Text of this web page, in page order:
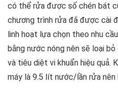
có thể rửa được số chén bát
chương trình rửa đã được cài
linh hoạt lựa chọn theo nhu
bằng nước nóng nên sẽ loại
và tiêu diệt vi khuẩn hiệu quả.
máy là 9.5 lít nước/lần rửa nên